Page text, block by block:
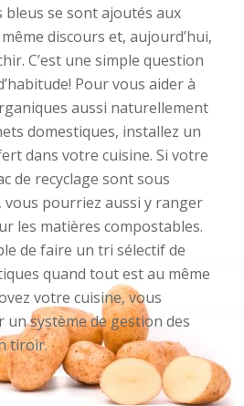
bleus se sont ajoutés aux
discours et, aujourd’hui,
C’est une simple question
Pour vous aider à
aussi naturellement
domestiques, installez un
dans votre cuisine. Si votre
de recyclage sont sous
vous pourriez aussi y ranger
les matières compostables.
de faire un tri sélectif de
quand tout est au même
votre cuisine, vous
système de gestion des
tiroir.